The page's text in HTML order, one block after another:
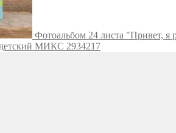
Фотоальбом 24 листа "Привет, я
МИКС 2934217